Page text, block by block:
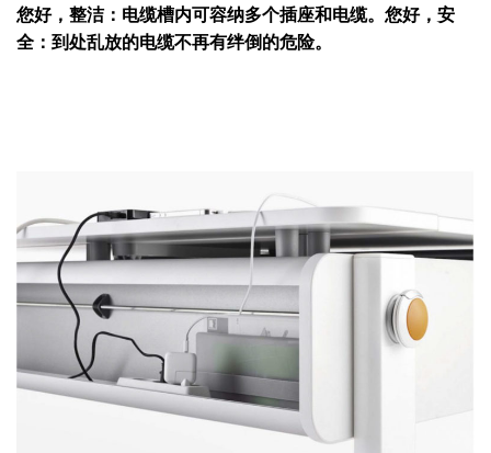
您好，整洁：电缆槽内可容纳多个插座和电缆。您好，安
全：到处乱放的电缆不再有绊倒的危险。